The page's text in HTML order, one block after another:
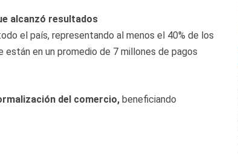
alcanzó resultados
el país, representando al menos el 40% de los
están en un promedio de 7 millones de pagos
del comercio, beneficiando